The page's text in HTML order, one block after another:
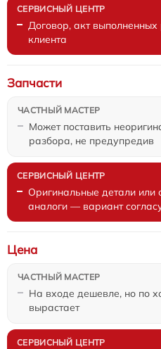
Договор, акт выполненных
клиента
Может поставить
разбора, не предупредив
Запчасти
Оригинальные детали или
аналоги — вариант
На входе дешевле, но по
вырастает
Цена